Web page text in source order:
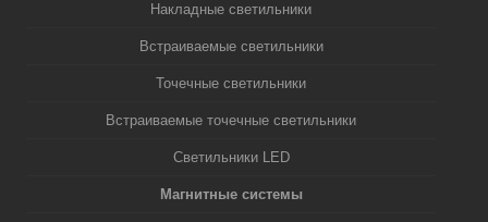
Накладные светильники
Встраиваемые светильники
Точечные светильники
Встраиваемые точечные светильники
Светильники LED
Магнитные системы